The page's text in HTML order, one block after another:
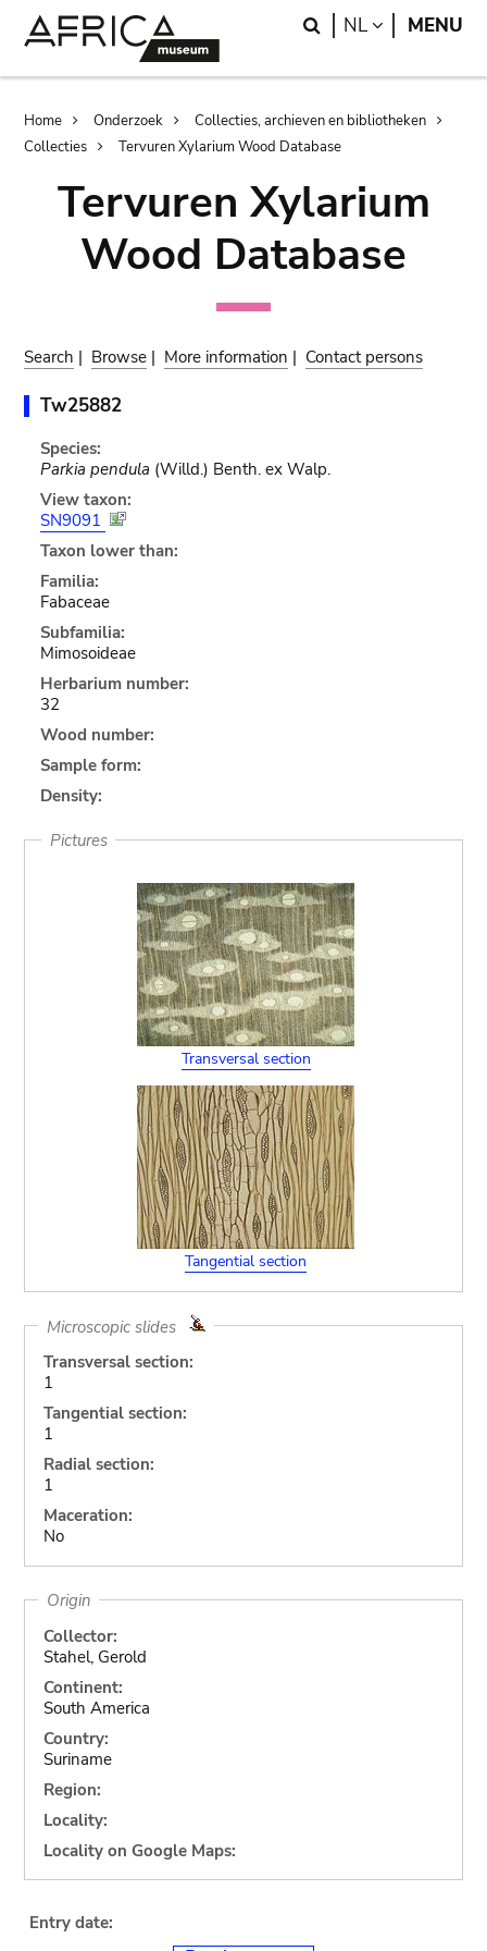
Search
NL LANGUAGE
MENU
Breadcrumb
Home Onderzoek
Collecties, archieven en bibliotheken
Collecties
Tervuren Xylarium Wood Database
Tervuren Xylarium
Wood Database
Search | Browse | More information | Contact persons
Tw25882
Species:
Parkia pendula (Willd.) Benth. ex Walp.
View taxon:
SN9091
Taxon lower than:
Familia:
Fabaceae
Subfamilia:
Mimosoideae
Herbarium number:
32
Wood number:
Sample form:
Density:
Pictures
Transversal section
Tangential section
Microscopic slides
Transversal section:
1
Tangential section:
1
Radial section:
1
Maceration:
No
Origin
Collector:
Stahel, Gerold
Continent:
South America
Country:
Suriname
Region:
Locality:
Locality on Google Maps:
Entry date: